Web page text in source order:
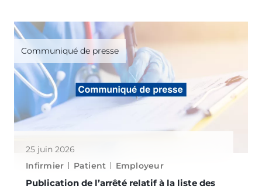
Communiqué de presse
25 juin 2026
Infirmier
Patient Employeur
Publication de l’arrêté relatif à la liste des